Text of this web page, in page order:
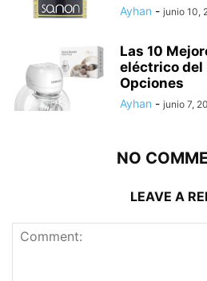
Ayhan - junio 10,
Las 10
eléctrico del
Opciones
Ayhan - junio 7,
NO
LEAVE A